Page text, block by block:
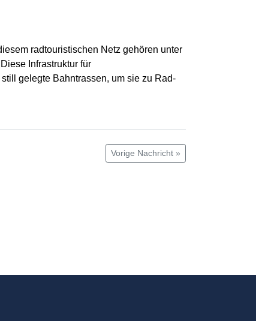
radtouristischen Netz gehören unter
Infrastruktur für
gelegte Bahntrassen, um sie zu Rad-
Vorige Nachricht »